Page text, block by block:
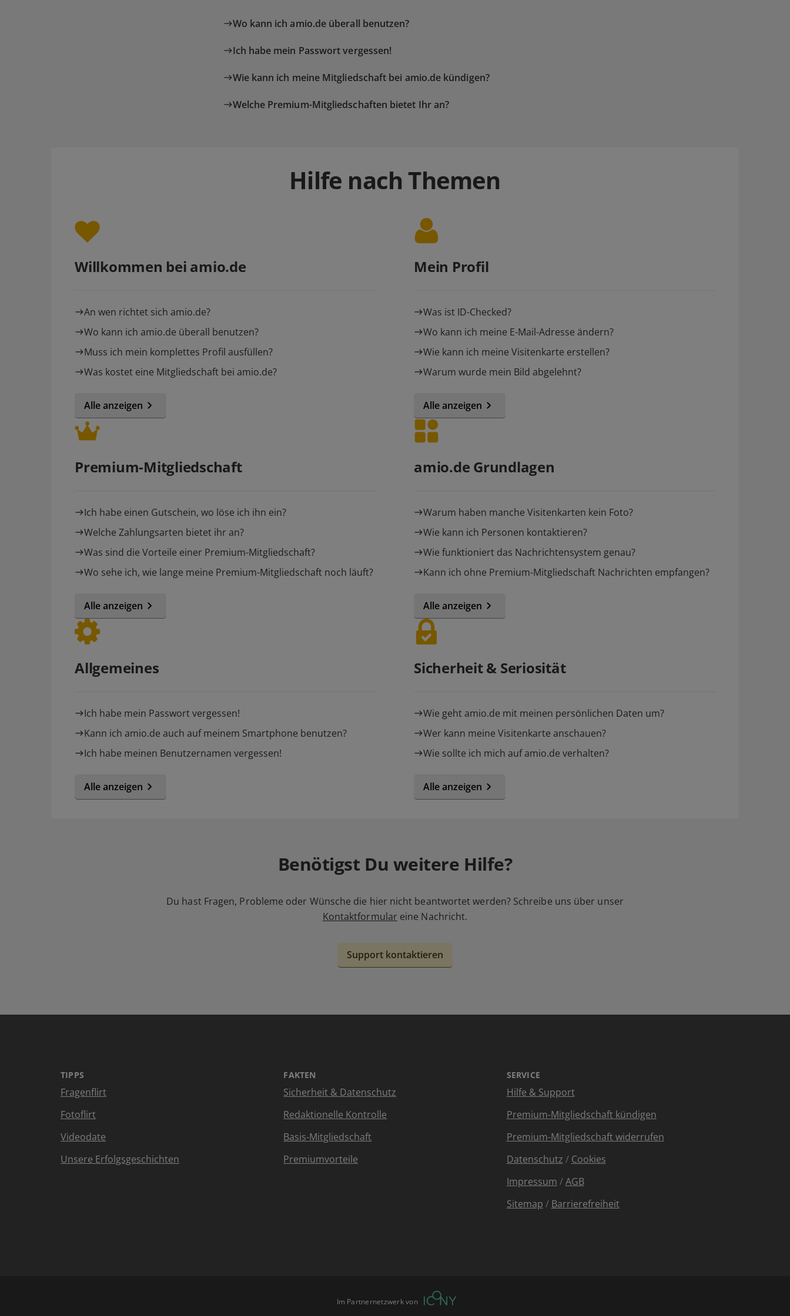
Wo kann ich amio.de überall benutzen?
Ich habe mein Passwort vergessen!
Wie kann ich meine Mitgliedschaft bei amio.de kündigen?
Welche Premium-Mitgliedschaften bietet Ihr an?
Hilfe nach Themen
Willkommen bei amio.de
An wen richtet sich amio.de?
Wo kann ich amio.de überall benutzen?
Muss ich mein komplettes Profil ausfüllen?
Was kostet eine Mitgliedschaft bei amio.de?
Alle anzeigen
Mein Profil
Was ist ID-Checked?
Wo kann ich meine E-Mail-Adresse ändern?
Wie kann ich meine Visitenkarte erstellen?
Warum wurde mein Bild abgelehnt?
Alle anzeigen
Premium-Mitgliedschaft
Ich habe einen Gutschein, wo löse ich ihn ein?
Welche Zahlungsarten bietet ihr an?
Was sind die Vorteile einer Premium-Mitgliedschaft?
Wo sehe ich, wie lange meine Premium-Mitgliedschaft noch läuft?
Alle anzeigen
amio.de Grundlagen
Warum haben manche Visitenkarten kein Foto?
Wie kann ich Personen kontaktieren?
Wie funktioniert das Nachrichtensystem genau?
Kann ich ohne Premium-Mitgliedschaft Nachrichten empfangen?
Alle anzeigen
Allgemeines
Ich habe mein Passwort vergessen!
Kann ich amio.de auch auf meinem Smartphone benutzen?
Ich habe meinen Benutzernamen vergessen!
Alle anzeigen
Sicherheit & Seriosität
Wie geht amio.de mit meinen persönlichen Daten um?
Wer kann meine Visitenkarte anschauen?
Wie sollte ich mich auf amio.de verhalten?
Alle anzeigen
Benötigst Du weitere Hilfe?
Du hast Fragen, Probleme oder Wünsche die hier nicht beantwortet werden? Schreibe uns über unser
Kontaktformular eine Nachricht.
Support kontaktieren
TIPPS
Fragenflirt
Fotoflirt
Videodate
Unsere Erfolgsgeschichten
FAKTEN
Sicherheit & Datenschutz
Redaktionelle Kontrolle
Basis-Mitgliedschaft
Premiumvorteile
SERVICE
Hilfe & Support
Premium-Mitgliedschaft kündigen
Premium-Mitgliedschaft widerrufen
Datenschutz / Cookies
Impressum /AGB
Sitemap / Barrierefreiheit
Im Partnernetzwerk von